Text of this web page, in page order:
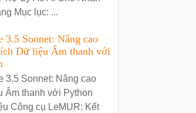
Mục lục: ...
3.5 Sonnet: Nâng cao
Dữ liệu Âm thanh với
3.5 Sonnet: Nâng cao
Âm thanh với Python
Công cụ LeMUR: Kết